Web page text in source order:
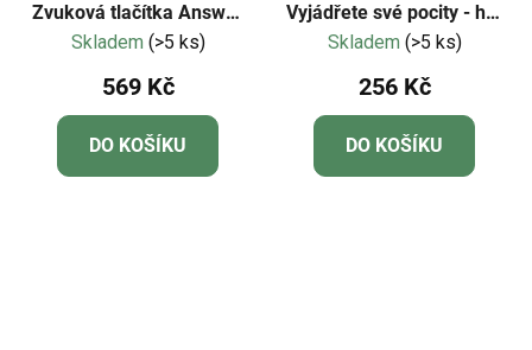
Zvuková tlačítka Answer
Buzzers (sada 4 ks)
Skladem (>5 ks)
569 Kč
DO KOŠÍKU
Vyjádřete své pocity - hra
s pamětí
Skladem (>5 ks)
256 Kč
DO KOŠÍKU